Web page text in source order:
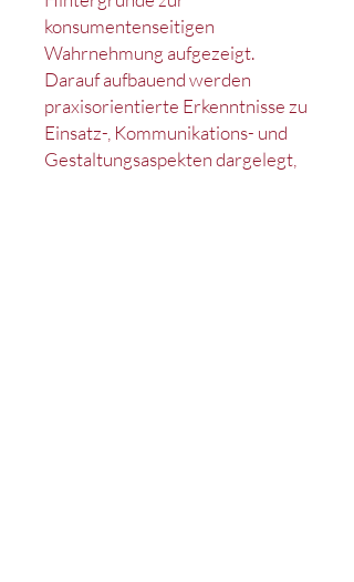
konsumentenseitigen
Wahrnehmung aufgezeigt.
Darauf aufbauend werden
praxisorientierte Erkenntnisse zu
Einsatz-, Kommunikations- und
Gestaltungsaspekten dargelegt,